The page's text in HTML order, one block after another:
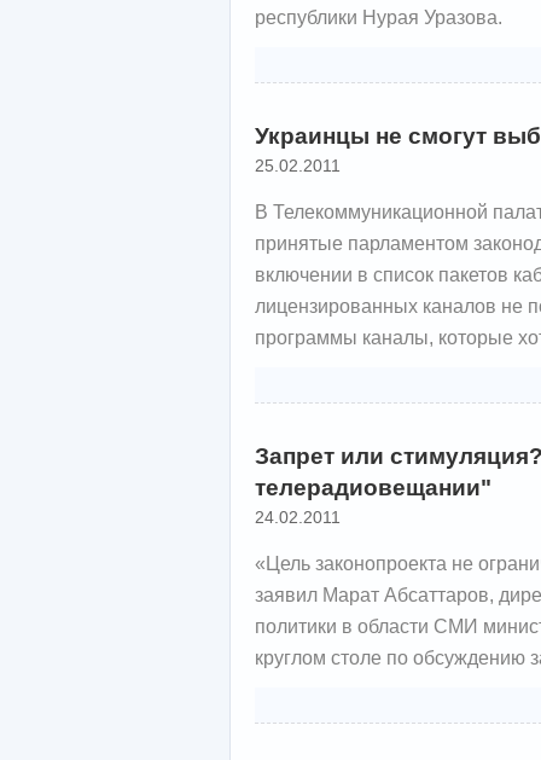
республики Нурая Уразова.
Украинцы не смогут
25.02.2011
В Телекоммуникационной
принятые парламентом
включении в список пакетов
лицензированных каналов не
программы каналы, которые
Запрет или
телерадиовещании"
24.02.2011
«Цель законопроекта не
заявил Марат Абсаттаров,
политики в области СМИ
круглом столе по обсуждению